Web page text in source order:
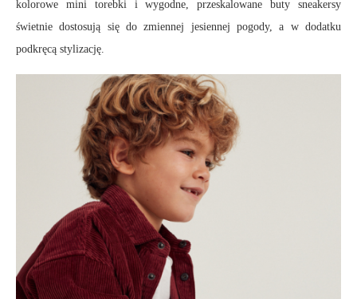
kolorowe mini torebki i wygodne, przeskalowane buty sneakersy
świetnie dostosują się do zmiennej jesiennej pogody, a w dodatku
podkręcą stylizację.